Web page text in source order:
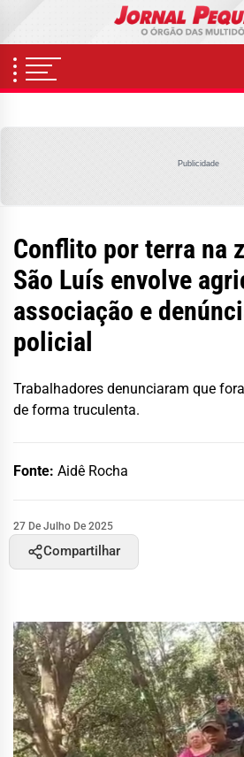
content
Publicidade
Conflito por terra na
São Luís envolve
associação e
policial
Trabalhadores denunciaram que
de forma truculenta.
Fonte: Aidê Rocha
27 De Julho De 2025
Compartilhar